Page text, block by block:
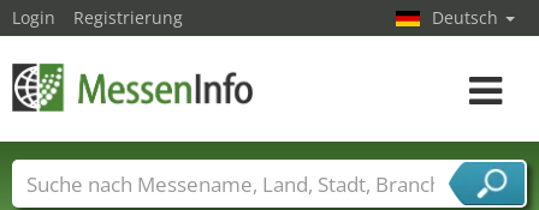
Login Registrierung Deutsch
Toggle